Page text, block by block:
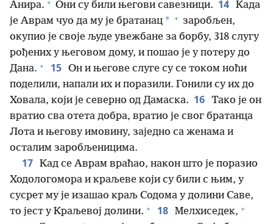
Анира. + Они су били његови савезници. 14 Када
је Аврам чуо да му је братанац * + заробљен,
окупио је своје људе увежбане за борбу, 318 слугу
рођених у његовом дому, и пошао је у потеру до
Дана. + 15 Он и његове слуге су се током ноћи
поделили, напали их и поразили. Гонили су их до
Ховала, који је северно од Дамаска. 16 Тако је он
вратио сва отета добра, вратио је свог братанца
Лота и његову имовину, заједно са женама и
осталим заробљеницима.
17 Кад се Аврам враћао, након што је поразио
Ходологомора и краљеве који су били с њим, у
сусрет му је изашао краљ Содома у долини Саве,
то јест у Краљевој долини. + 18 Мелхиседек, +